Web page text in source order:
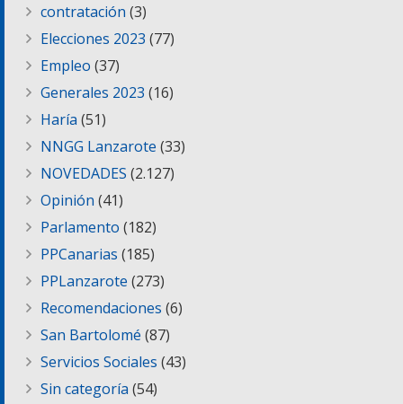
contratación (3)
Elecciones 2023 (77)
Empleo (37)
Generales 2023 (16)
Haría (51)
NNGG Lanzarote (33)
NOVEDADES (2.127)
Opinión (41)
Parlamento (182)
PPCanarias (185)
PPLanzarote (273)
Recomendaciones (6)
San Bartolomé (87)
Servicios Sociales (43)
Sin categoría (54)